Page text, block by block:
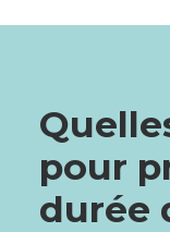
pour
durée